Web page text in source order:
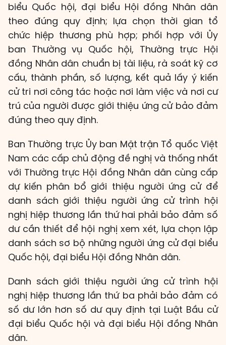
biểu Quốc hội, đại biểu Hội đồng Nhân dân
theo đúng quy định; lựa chọn thời gian tổ
chức hiệp thương phù hợp; phối hợp với Ủy
ban Thường vụ Quốc hội, Thường trực Hội
đồng Nhân dân chuẩn bị tài liệu, rà soát kỹ cơ
cấu, thành phần, số lượng, kết quả lấy ý kiến
cử tri nơi công tác hoặc nơi làm việc và nơi cư
trú của người được giới thiệu ứng cử bảo đảm
đúng theo quy định.
Ban Thường trực Ủy ban Mặt trận Tổ quốc Việt
Nam các cấp chủ động đề nghị và thống nhất
với Thường trực Hội đồng Nhân dân cùng cấp
dự kiến phân bổ giới thiệu người ứng cử để
danh sách giới thiệu người ứng cử trình hội
nghị hiệp thương lần thứ hai phải bảo đảm số
dư cần thiết để hội nghị xem xét, lựa chọn lập
danh sách sơ bộ những người ứng cử đại biểu
Quốc hội, đại biểu Hội đồng Nhân dân.
Danh sách giới thiệu người ứng cử trình hội
nghị hiệp thương lần thứ ba phải bảo đảm có
số dư lớn hơn số dư quy định tại Luật Bầu cử
đại biểu Quốc hội và đại biểu Hội đồng Nhân
dân.